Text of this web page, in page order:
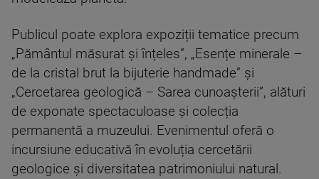
Publicul poate explora expoziții tematice precum
„Pământul măsurat și înțeles”, „Esențe minerale –
de la cristal brut la bijuterie handmade” și
„Cercetarea geologică – Sarea cunoașterii”, alături
de exponate spectaculoase și colecția
permanentă a muzeului. Evenimentul oferă o
incursiune educativă în evoluția cercetării
geologice și diversitatea patrimoniului natural.